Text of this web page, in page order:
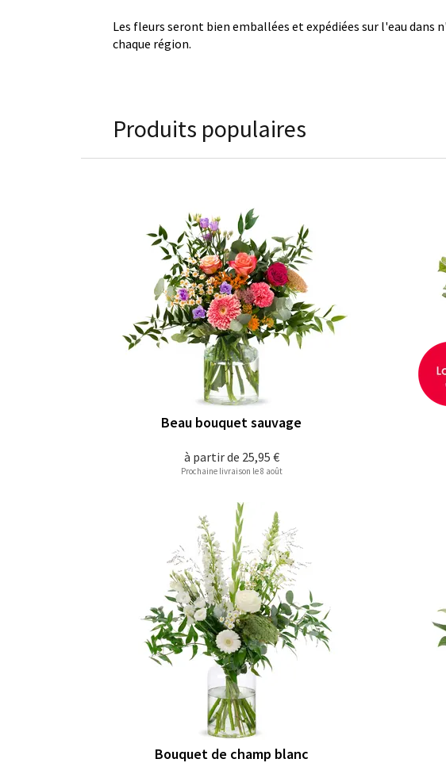
Les fleurs seront bien emballées et expédiées sur l'eau
chaque région.
Produits populaires
à partir de 25,95 €
Beau bouquet sauvage
Prochaine livraison le 8 août
Bouquet de champ blanc